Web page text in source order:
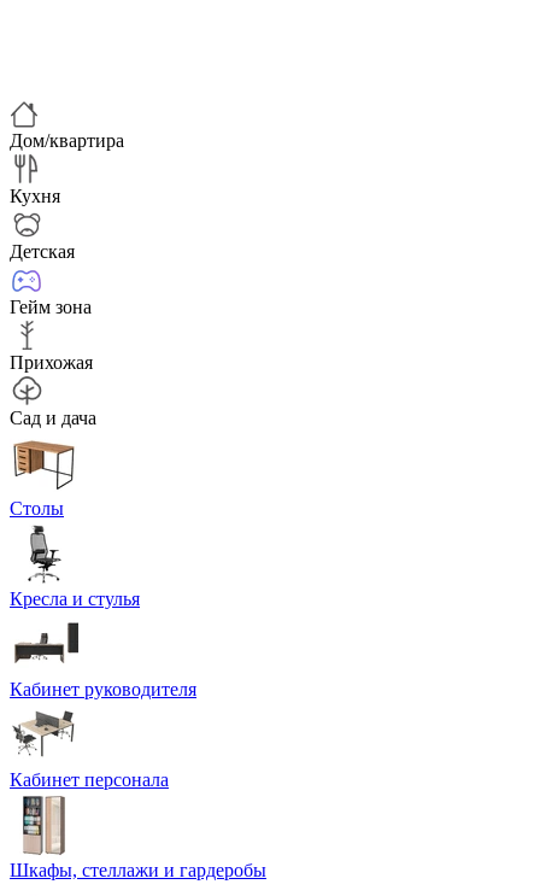
Дом/квартира
Кухня
Детская
Гейм зона
Прихожая
Сад и дача
Столы
Кресла и стулья
Кабинет руководителя
Кабинет персонала
Шкафы, стеллажи и гардеробы